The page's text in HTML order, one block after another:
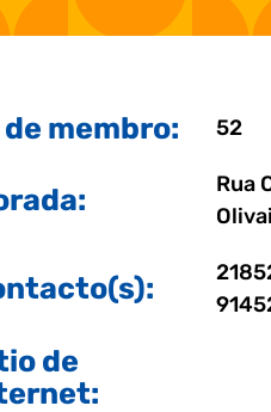
de membro: 52
Rua
de